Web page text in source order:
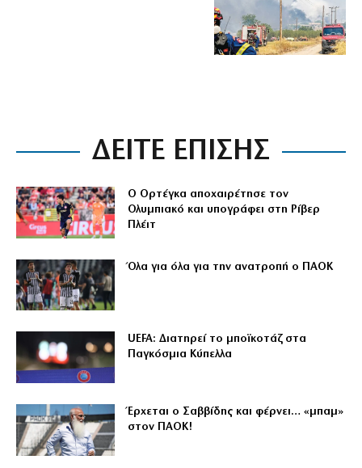
ΔΕΙΤΕ ΕΠΙΣΗΣ
Ο Ορτέγκα αποχαιρέτησε τον
Ολυμπιακό και υπογράφει στη Ρίβερ
Πλέιτ
Όλα για όλα για την ανατροπή ο ΠΑΟΚ
UEFA: Διατηρεί το μποϊκοτάζ στα
Παγκόσμια Κύπελλα
Έρχεται ο Σαββίδης και φέρνει… «μπαμ»
στον ΠΑΟΚ!